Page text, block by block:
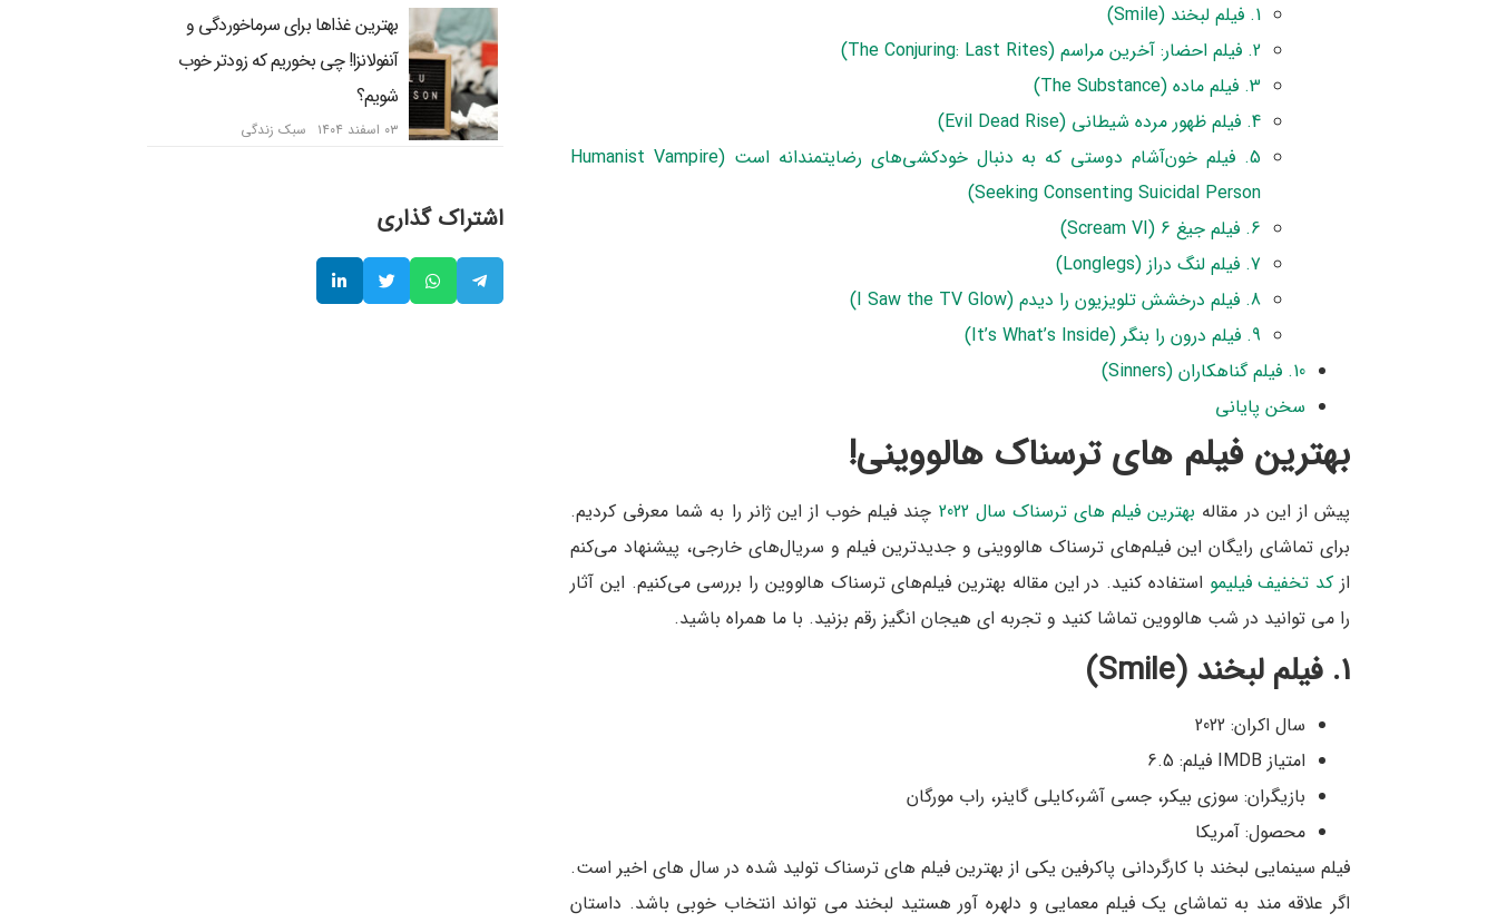
1. فیلم لبخند (Smile)
2. فیلم احضار: آخرین مراسم (The Conjuring: Last Rites)
3. فیلم ماده (The Substance)
4. فیلم ظهور مرده شیطانی (Evil Dead Rise)
5. فیلم خون‌آشام دوستی که به دنبال خودکشی‌های رضایتمندانه است (Humanist Vampire
Seeking Consenting Suicidal Person)
6. فیلم جیغ 6 (Scream VI)
7. فیلم لنگ دراز (Longlegs)
8. فیلم درخشش تلویزیون را دیدم (I Saw the TV Glow)
9. فیلم درون را بنگر (It’s What’s Inside)
10. فیلم گناهکاران (Sinners)
سخن پایانی
بهترین فیلم های ترسناک هالووینی!
پیش از این در مقاله بهترین فیلم های ترسناک سال 2022
چند فیلم خوب از این ژانر را به شما معرفی کردیم.
برای تماشای رایگان این فیلم‌های ترسناک هالووینی و جدیدترین فیلم و سریال‌های خارجی، پیشنهاد می‌کنم
از کد تخفیف فیلیمو استفاده کنید. در این مقاله بهترین فیلم‌های ترسناک هالووین را بررسی می‌کنیم. این آثار
را می توانید در شب هالووین تماشا کنید و تجربه ای هیجان انگیز رقم بزنید. با ما همراه باشید.
1. فیلم لبخند (Smile)
سال اکران: 2022
امتیاز IMDB فیلم: 6.5
بازیگران: سوزی بیکر، جسی آشر،کایلی گاینر، راب مورگان
محصول: آمریکا
فیلم سینمایی لبخند با کارگردانی پاکرفین یکی از بهترین فیلم های ترسناک تولید شده در سال های اخیر است.
اگر علاقه مند به تماشای یک فیلم معمایی و دلهره آور هستید لبخند می تواند انتخاب خوبی باشد. داستان
بهترین غذاها برای سرماخوردگی و
آنفولانزا! چی بخوریم که زودتر خوب
شویم؟
۰۳ اسفند ۱۴۰۴ سبک زندگی
اشتراک گذاری